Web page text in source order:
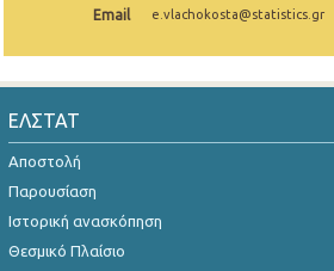
Μαΐου 2024
Απριλίου 2024
Μαρτίου 2024
Ιανουαρίου 2024
Email e.vlachokosta@statistics.gr
ΕΛΣΤΑΤ
Αποστολή
Παρουσίαση
Ιστορική ανασκόπηση
Θεσμικό Πλαίσιο